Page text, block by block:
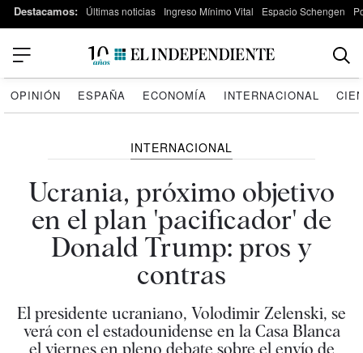
Destacamos: Últimas noticias Ingreso Mínimo Vital Espacio Schengen
OPINIÓN ESPAÑA ECONOMÍA INTERNACIONAL
INTERNACIONAL
Ucrania, próximo objetivo
en el plan 'pacificador' de
Donald Trump: pros y
contras
El presidente ucraniano, Volodimir Zelenski, se
verá con el estadounidense en la Casa Blanca
el viernes en pleno debate sobre el envío de